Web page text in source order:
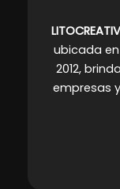
ubicada
2012,
empresas